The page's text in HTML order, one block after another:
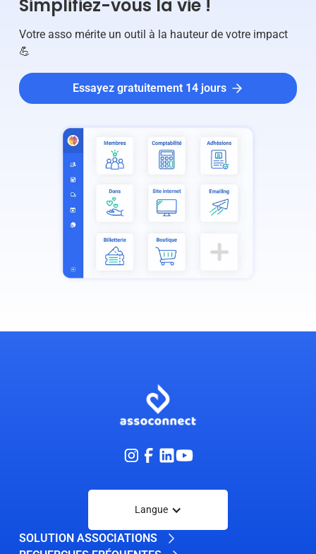
Simplifiez-vous la vie !
Votre asso mérite un outil à la hauteur de votre impact
💪
Essayez gratuitement 14 jours
Langue
SOLUTION ASSOCIATIONS